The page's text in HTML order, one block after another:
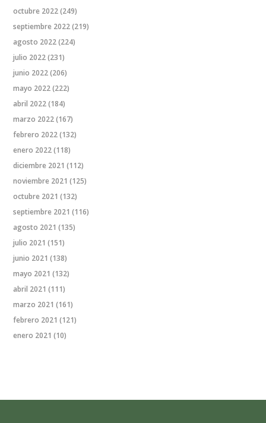
octubre 2022(249)
septiembre 2022(219)
agosto 2022(224)
julio 2022(231)
junio 2022(206)
mayo 2022(222)
abril 2022(184)
marzo 2022(167)
febrero 2022(132)
enero 2022(118)
diciembre 2021 (112)
noviembre 2021 (125)
octubre 2021 (132)
septiembre 2021 (116)
agosto 2021 (135)
julio 2021 (151)
junio 2021 (138)
mayo 2021 (132)
abril 2021 (111)
marzo 2021 (161)
febrero 2021 (121)
enero 2021 (10)